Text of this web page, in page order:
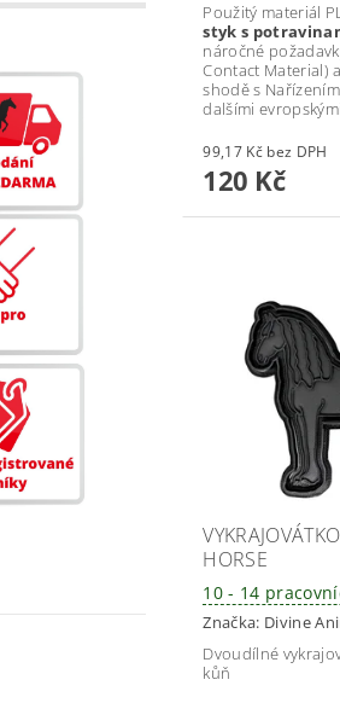
Použitý materiál
styk s
náročné
Contact Material)
shodě s
dalšími
99,17 Kč bez DPH
120 Kč
HORSE
10 - 14
Značka: Divine
Dvoudílné
kůň